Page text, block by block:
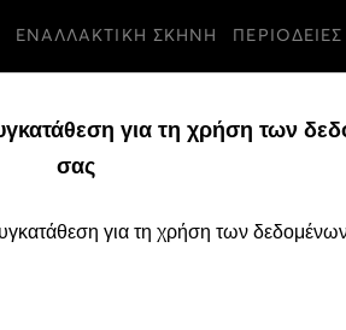
ΕΝΑΛΛΑΚΤΙΚΗ ΣΚΗΝΗ ΠΕΡΙΟΔΕΙΕΣ